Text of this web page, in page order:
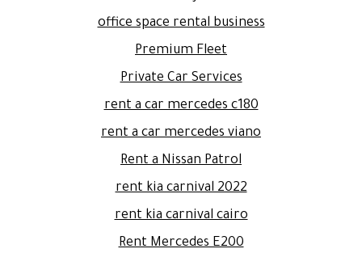
office space rental business
Premium Fleet
Private Car Services
rent a car mercedes c180
rent a car mercedes viano
Rent a Nissan Patrol
rent kia carnival 2022
rent kia carnival cairo
Rent Mercedes E200